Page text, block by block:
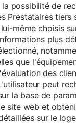
la possibilité de
Prestataires tiers
même choisis
plus
que
des
peut
la base de
site web et
sur le